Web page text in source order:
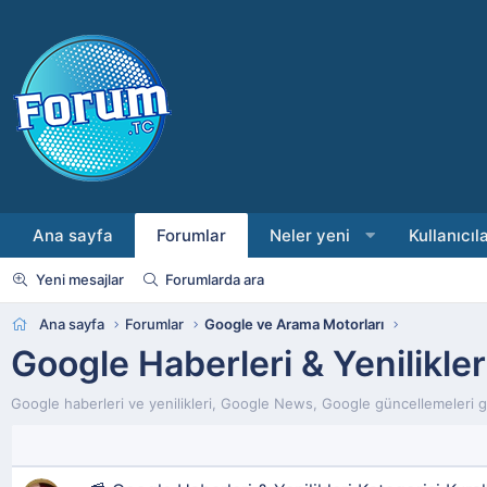
Ana sayfa Forumlar Neler yeni
Yeni mesajlar Forumlarda ara
Ana sayfa Forumlar Google ve Arama Motorları
Google Haberleri &
Google haberleri ve yenilikleri, Google News, Google güncellemeleri